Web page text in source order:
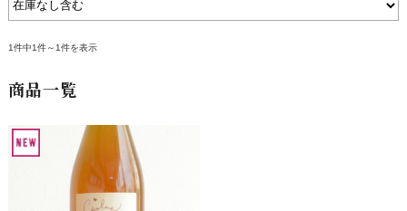
1件中1件～1件を表示
商品一覧